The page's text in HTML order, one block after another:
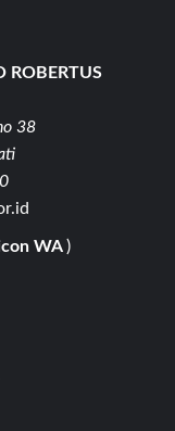
ROBERTUS
38
WA )